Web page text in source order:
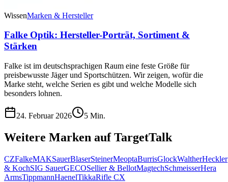
WissenMarken & Hersteller
Falke Optik: Hersteller-Porträt, Sortiment &
Stärken
Falke ist im deutschsprachigen Raum eine feste Größe für
preisbewusste Jäger und Sportschützen. Wir zeigen, wofür die
Marke steht, welche Serien es gibt und welche Modelle sich
besonders lohnen.
24. Februar 2026 5 Min.
Weitere Marken auf TargetTalk
CZFalkeMAKSauerBlaserSteinerMeoptaBurrisGlockWaltherHeckler
& KochSIG SauerGECOSellier & BellotMagtechSchmeisserHera
ArmsTippmannHaenelTikkaRifle CX